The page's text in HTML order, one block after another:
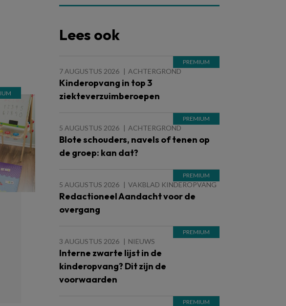
Lees ook
7 AUGUSTUS 2026 ACHTERGROND
Kinderopvang in top 3
ziekteverzuimberoepen
5 AUGUSTUS 2026 ACHTERGROND
Blote schouders, navels of tenen op
de groep: kan dat?
5 AUGUSTUS 2026 VAKBLAD KINDEROPVANG
Redactioneel Aandacht voor de
overgang
3 AUGUSTUS 2026 NIEUWS
Interne zwarte lijst in de
kinderopvang? Dit zijn de
voorwaarden